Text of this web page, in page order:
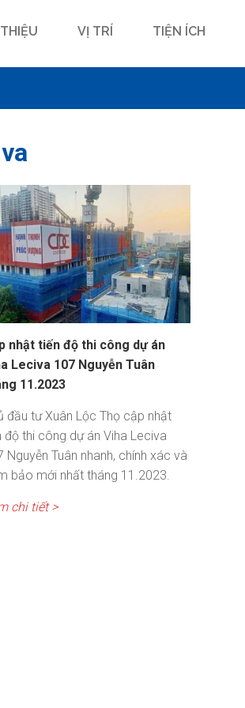
VỊ TRÍ TIỆN ÍCH
nhật tiến độ thi công dự án
Leciva 107 Nguyễn Tuân
11.2023
đầu tư Xuân Lộc Thọ cập nhật
độ thi công dự án Viha Leciva
Nguyễn Tuân nhanh, chính xác và
bảo mới nhất tháng 11.2023.
chi tiết >